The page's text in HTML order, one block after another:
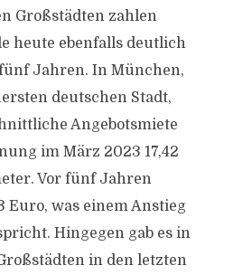
Großstädten zahlen
heute ebenfalls deutlich
Jahren. In München,
deutschen Stadt,
Angebotsmiete
im März 2023 17,42
Vor fünf Jahren
Euro, was einem Anstieg
Hingegen gab es in
in den letzten